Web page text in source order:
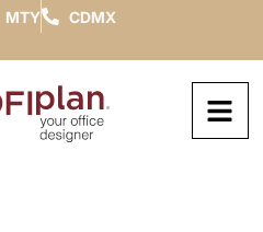
MTY CDMX